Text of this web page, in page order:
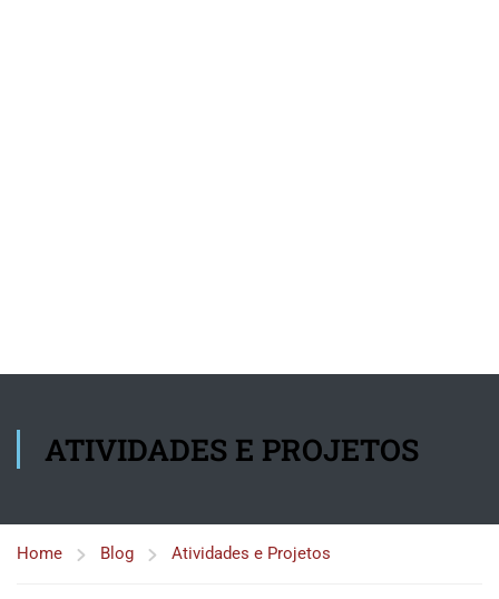
ATIVIDADES E PROJETOS
Home Blog Atividades e Projetos